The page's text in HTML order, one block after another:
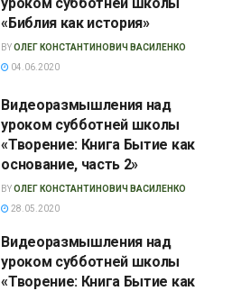
«Библия как история»
BYОЛЕГ КОНСТАНТИНОВИЧ ВАСИЛЕНКО
04.06.2020
Видеоразмышления над
уроком субботней школы
«Творение: Книга Бытие как
основание, часть 2»
BYОЛЕГ КОНСТАНТИНОВИЧ ВАСИЛЕНКО
28.05.2020
Видеоразмышления над
уроком субботней школы
«Творение: Книга Бытие как